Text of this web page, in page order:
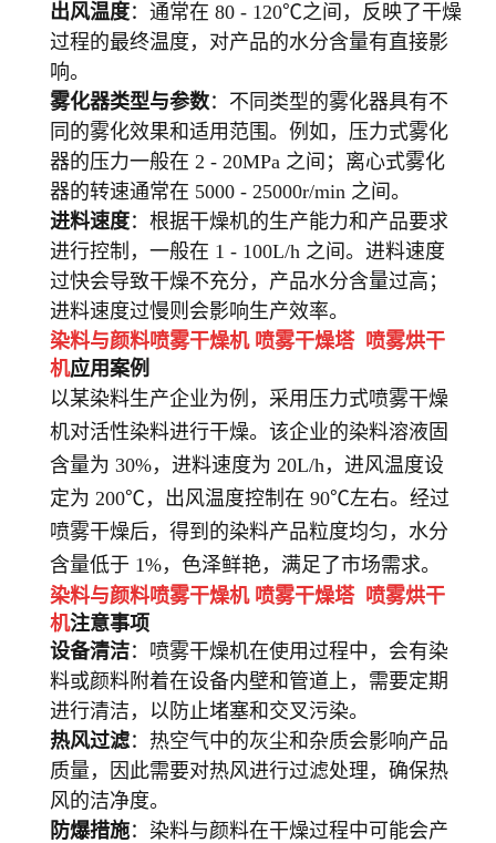
出风温度：通常在 80 - 120℃之间，反映了干燥
过程的最终温度，对产品的水分含量有直接影
响。
雾化器类型与参数：不同类型的雾化器具有不
同的雾化效果和适用范围。例如，压力式雾化
器的压力一般在 2 - 20MPa 之间；离心式雾化
器的转速通常在 5000 - 25000r/min 之间。
进料速度：根据干燥机的生产能力和产品要求
进行控制，一般在 1 - 100L/h 之间。进料速度
过快会导致干燥不充分，产品水分含量过高；
进料速度过慢则会影响生产效率。
染料与颜料喷雾干燥机 喷雾干燥塔 喷雾烘干
机应用案例
以某染料生产企业为例，采用压力式喷雾干燥
机对活性染料进行干燥。该企业的染料溶液固
含量为 30%，进料速度为 20L/h，进风温度设
定为 200℃，出风温度控制在 90℃左右。经过
喷雾干燥后，得到的染料产品粒度均匀，水分
含量低于 1%，色泽鲜艳，满足了市场需求。
染料与颜料喷雾干燥机 喷雾干燥塔 喷雾烘干
机注意事项
设备清洁：喷雾干燥机在使用过程中，会有染
料或颜料附着在设备内壁和管道上，需要定期
进行清洁，以防止堵塞和交叉污染。
热风过滤：热空气中的灰尘和杂质会影响产品
质量，因此需要对热风进行过滤处理，确保热
风的洁净度。
防爆措施：染料与颜料在干燥过程中可能会产